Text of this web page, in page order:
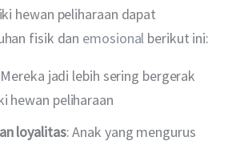
hewan peliharaan dapat
fisik dan emosional berikut ini:
jadi lebih sering bergerak
hewan peliharaan
loyalitas: Anak yang mengurus